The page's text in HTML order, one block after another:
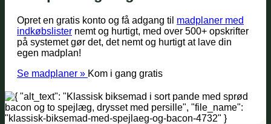
Opret en gratis konto og få adgang til madplaner med
indkøbslister nemt og hurtigt, med over 500+ opskrifter
på systemet gør det, det nemt og hurtigt at lave din
egen madplan!
Se madplaner » Kom i gang gratis